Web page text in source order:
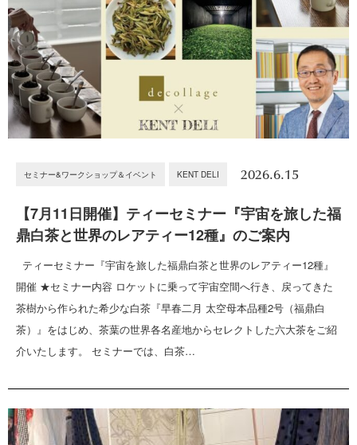
セミナー&ワークショップ＆イベント KENT DELI 2026.6.15
【7月11日開催】ティーセミナー『宇宙を旅した福
鼎白茶と世界のレアティー12種』のご案内
ティーセミナー『宇宙を旅した福鼎白茶と世界のレアティー12種』
開催 ★セミナー内容 ロケットに乗って宇宙空間へ行き、戻ってきた
茶樹から作られた希少な白茶『早春二月 太空母本品種2号（福鼎白
茶）』をはじめ、茶葉の世界各名産地からセレクトした六大茶をご紹
介いたします。 セミナーでは、白茶…